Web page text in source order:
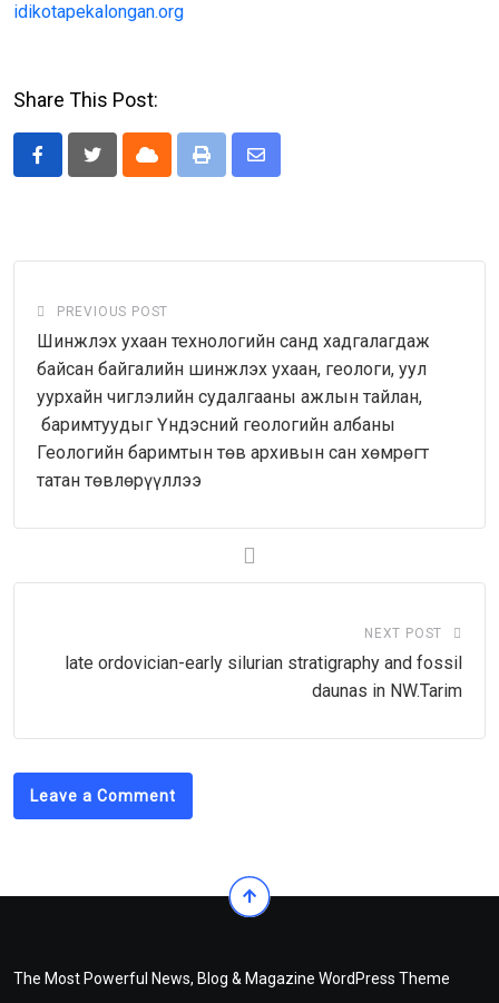
idikotapekalongan.org
Share This Post:
Cloud Print
Share
PREVIOUS POST
Шинжлэх ухаан технологийн санд хадгалагдаж
байсан байгалийн шинжлэх ухаан, геологи, уул
уурхайн чиглэлийн судалгааны ажлын тайлан,
баримтуудыг Үндэсний геологийн албаны
Геологийн баримтын төв архивын сан хөмрөгт
татан төвлөрүүллээ
NEXT POST
late ordovician-early silurian stratigraphy and fossil
daunas in NW.Tarim
Leave a Comment
The Most Powerful News, Blog & Magazine WordPress Theme